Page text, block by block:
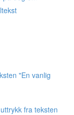
"En vanlig
fra teksten